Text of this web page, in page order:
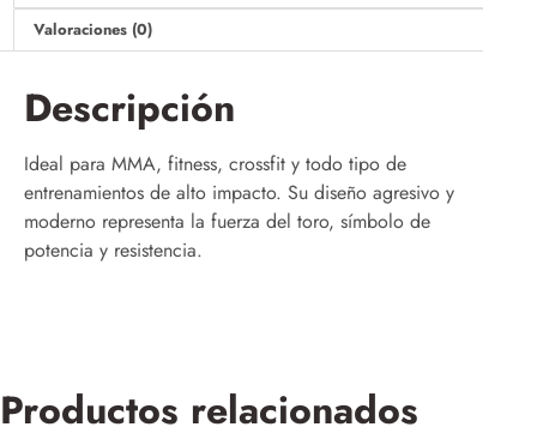
Valoraciones (0)
Descripción
Ideal para MMA, fitness, crossfit y todo tipo de
entrenamientos de alto impacto. Su diseño agresivo y
moderno representa la fuerza del toro, símbolo de
potencia y resistencia.
Productos relacionados